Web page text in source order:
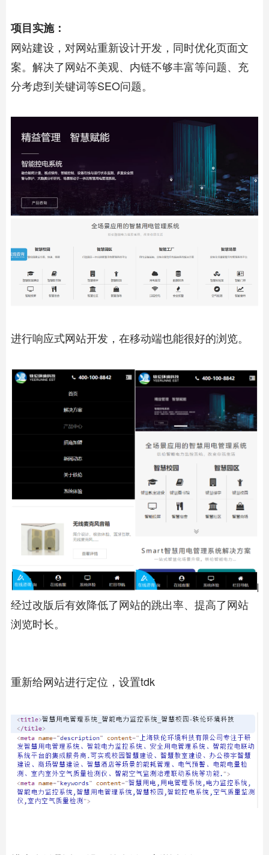
项目实施：
网站建设，对网站重新设计开发，同时优化页面文
案。解决了网站不美观、内链不够丰富等问题、充
分考虑到关键词等SEO问题。
进行响应式网站开发，在移动端也能很好的浏览。
经过改版后有效降低了网站的跳出率、提高了网站
浏览时长。
重新给网站进行定位，设置tdk